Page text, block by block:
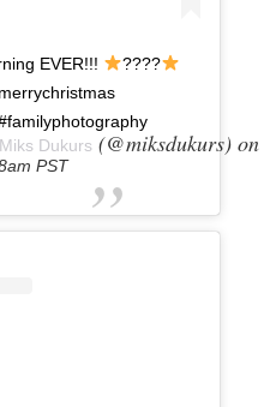
EVER!!!
????
Miks Dukurs (@miksdukurs) on
PST